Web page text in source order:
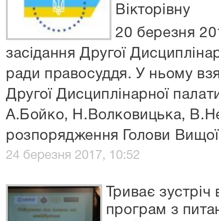
Вікторівну
20 березня
засідання Другої
ради правосуддя. У ньому
Другої Дисциплінарної
А.Бойко, Н.Волковицька,
розпорядження Голови
24 березня 2017, 10:52
Триває
програм з